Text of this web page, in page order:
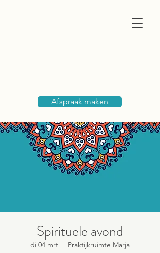
Afspraak maken
Spirituele avond
di 04 mrt
  |
Praktijkruimte Marja